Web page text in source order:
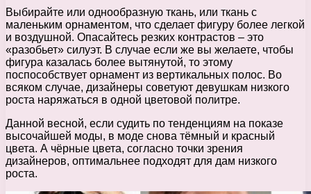
Выбирайте или однообразную ткань, или ткань с
маленьким орнаментом, что сделает фигуру более легкой
и воздушной. Опасайтесь резких контрастов – это
«разобьет» силуэт. В случае если же вы желаете, чтобы
фигура казалась более вытянутой, то этому
поспособствует орнамент из вертикальных полос. Во
всяком случае, дизайнеры советуют девушкам низкого
роста наряжаться в одной цветовой политре.
Данной весной, если судить по тенденциям на показе
высочайшей моды, в моде снова тёмный и красный
цвета. А чёрные цвета, согласно точки зрения
дизайнеров, оптимальнее подходят для дам низкого
роста.